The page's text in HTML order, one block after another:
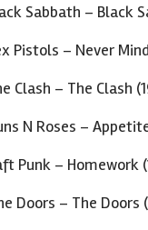
Sabbath – Black
Pistols – Never
Clash – The Clash
N Roses –
Punk – Homework
Doors – The Doors